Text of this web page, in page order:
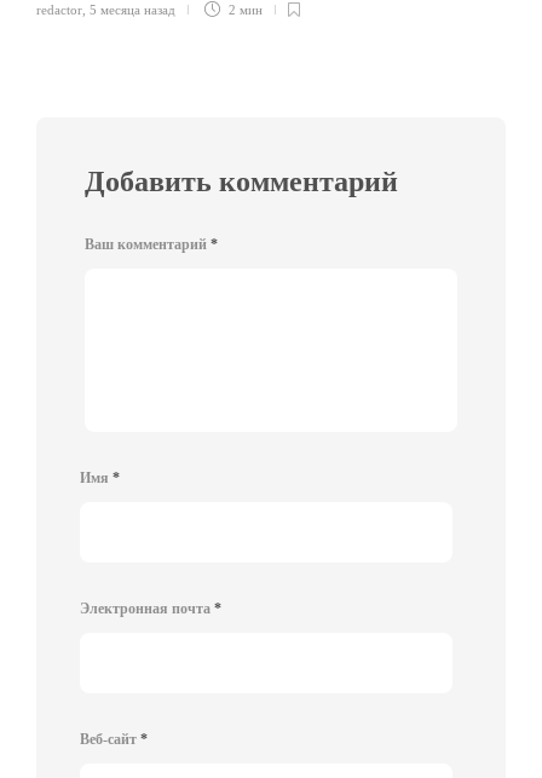
redactor 5 месяца назад 2 мин
Добавить комментарий
Ваш комментарий *
Имя *
Электронная почта *
Веб-сайт *